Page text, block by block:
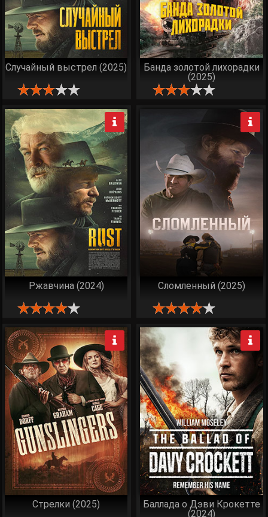
Случайный выстрел (2025)
Банда золотой лихорадки
(2025)
Ржавчина (2024) Сломленный (2025)
Стрелки (2025)
Баллада о Дэви Крокетте
(2024)